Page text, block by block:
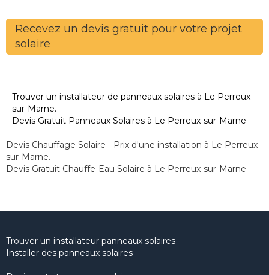
Recevez un devis gratuit pour votre projet
solaire
Trouver un installateur de panneaux solaires à Le Perreux-
sur-Marne.
Devis Gratuit Panneaux Solaires à Le Perreux-sur-Marne
Devis Chauffage Solaire - Prix d'une installation à Le Perreux-
sur-Marne.
Devis Gratuit Chauffe-Eau Solaire à Le Perreux-sur-Marne
Trouver un installateur panneaux solaires
Installer des panneaux solaires